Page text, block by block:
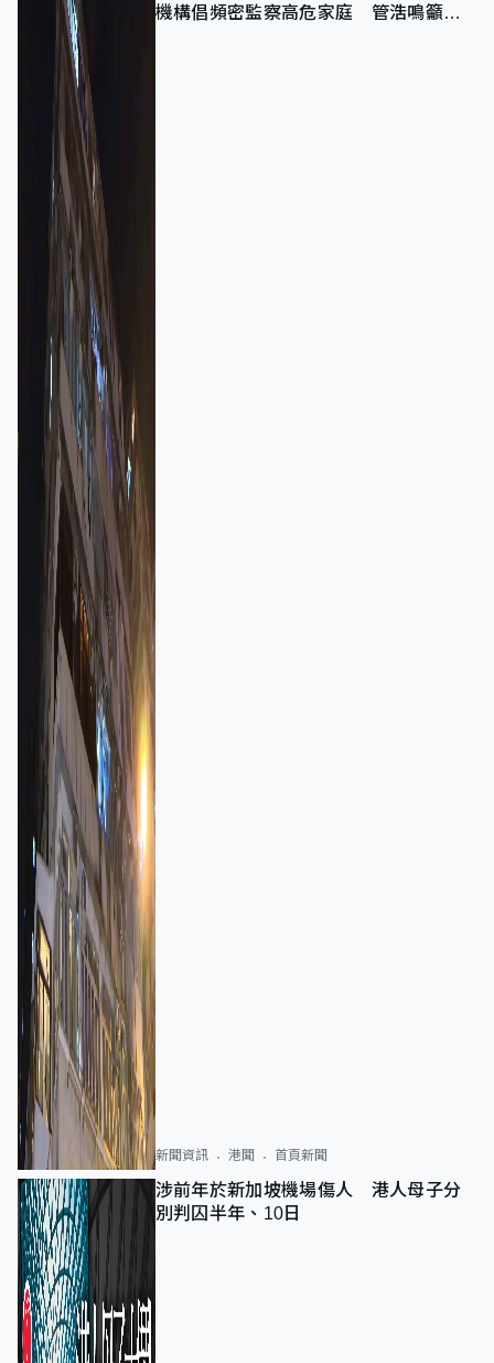
機構倡頻密監察高危家庭 管浩鳴籲加
新聞資訊 港聞 首頁新聞
涉前年於新加坡機場傷人 港人母子分
別判囚半年、10日